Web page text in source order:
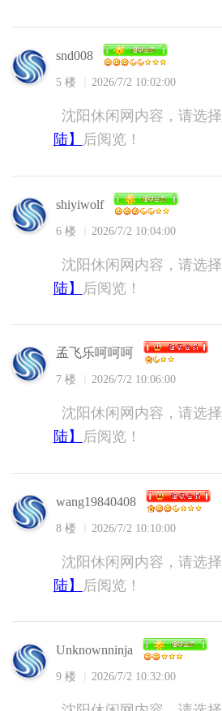
snd008
5 楼 2026/7/2 10:02:00
沈阳休闲网内容，请选择
陆】
后阅览！
shiyiwolf
6 楼 2026/7/2 10:04:00
沈阳休闲网内容，请选择
陆】
后阅览！
孟飞乐呵呵呵
7 楼 2026/7/2 10:06:00
沈阳休闲网内容，请选择
陆】
后阅览！
wang19840408
8 楼 2026/7/2 10:10:00
沈阳休闲网内容，请选择
陆】
后阅览！
Unknownninja
9 楼 2026/7/2 10:32:00